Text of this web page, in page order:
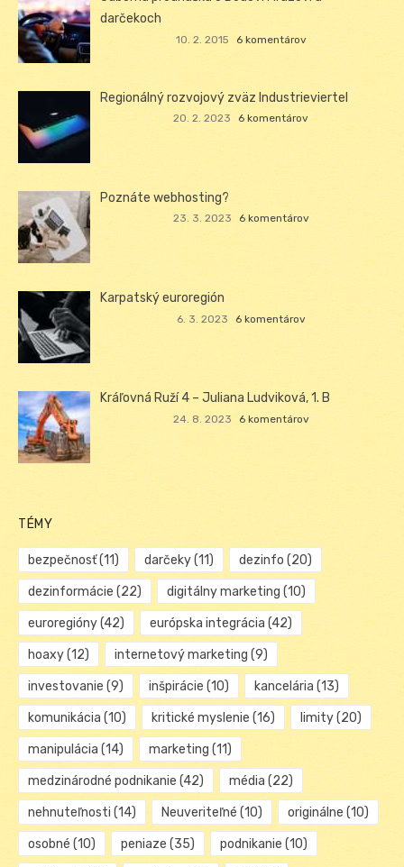
darčekoch
10. 2. 2015 6 komentárov
Regionálný rozvojový zväz Industrieviertel
20. 2. 2023 6 komentárov
Poznáte webhosting?
23. 3. 2023 6 komentárov
Karpatský euroregión
6. 3. 2023 6 komentárov
Kráľovná Ruží 4 – Juliana Ludviková, 1. B
24. 8. 2023 6 komentárov
TÉMY
bezpečnosť(11) darčeky(11) dezinfo (20)
dezinformácie (22) digitálny marketing (10)
euroregióny(42) európska integrácia (42)
hoaxy(12) internetový marketing (9)
investovanie (9) inšpirácie (10) kancelária (13)
komunikácia (10) kritické myslenie (16) limity(20)
manipulácia (14) marketing (11)
medzinárodné podnikanie (42) média (22)
nehnuteľnosti (14) Neuveriteľné (10) originálne (10)
osobné (10) peniaze (35) podnikanie (10)